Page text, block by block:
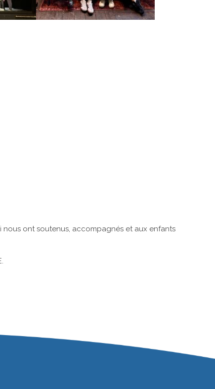
nous ont soutenus, accompagnés et aux enfants